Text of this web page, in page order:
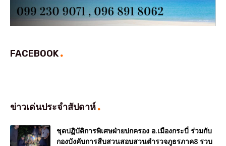
FACEBOOK
ข่าวเด่นประจำสัปดาห์
ชุดปฏิบัติการพิเศษฝ่ายปกครอง อ.เมืองกระบี่ ร่วมกับ
กองบังคับการสืบสวนสอบสวนตำรวจภูธรภาค8 รวบ